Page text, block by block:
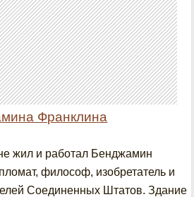
Франклина
жил и работал Бенджамин
философ, изобретатель и
Соединенных Штатов. Здание